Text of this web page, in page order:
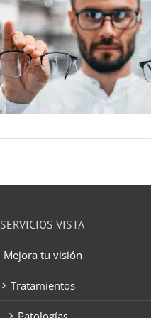
SERVICIOS VISTA
Mejora tu visión
Tratamientos